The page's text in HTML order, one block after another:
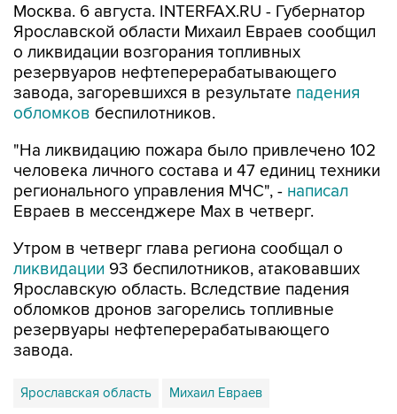
Москва. 6 августа. INTERFAX.RU - Губернатор
Ярославской области Михаил Евраев сообщил
о ликвидации возгорания топливных
резервуаров нефтеперерабатывающего
завода, загоревшихся в результате падения
обломков беспилотников.
"На ликвидацию пожара было привлечено 102
человека личного состава и 47 единиц техники
регионального управления МЧС", - написал
Евраев в мессенджере Мах в четверг.
Утром в четверг глава региона сообщал о
ликвидации 93 беспилотников, атаковавших
Ярославскую область. Вследствие падения
обломков дронов загорелись топливные
резервуары нефтеперерабатывающего
завода.
Ярославская область Михаил Евраев